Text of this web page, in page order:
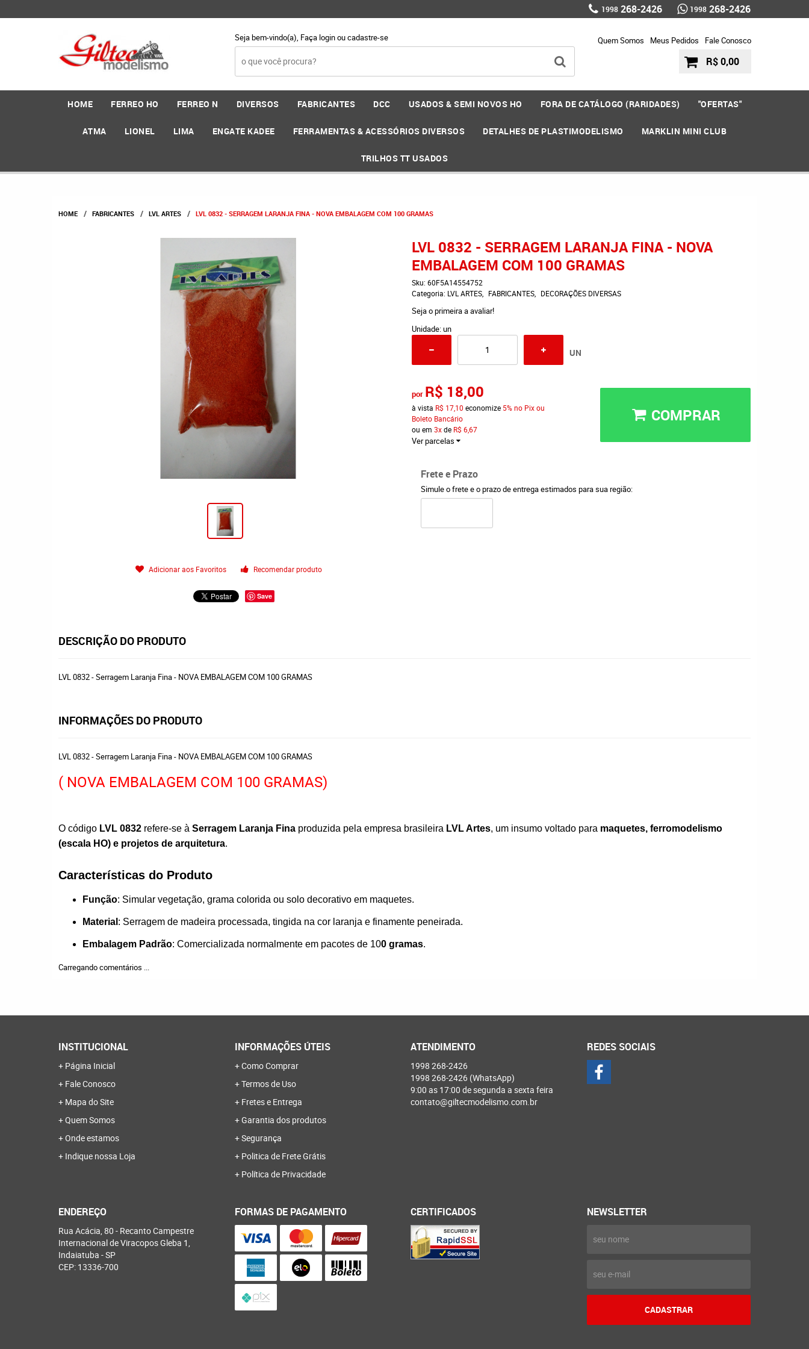
1998 268-2426 1998 268-2426
Seja bem-vindo(a), Faça loginoucadastre-se Quem Somos Meus Pedidos Fale Conosco
R$ 0,00
HOME FERREO HO FERREO N DIVERSOS FABRICANTES DCC USADOS & SEMI NOVOS HO FORA DE CATÁLOGO (RARIDADES) "OFERTAS"
ATMA LIONEL LIMA ENGATE KADEE FERRAMENTAS & ACESSÓRIOS DIVERSOS DETALHES DE PLASTIMODELISMO MARKLIN MINI CLUB
TRILHOS TT USADOS
HOME FABRICANTES LVL ARTES LVL 0832 - SERRAGEM LARANJA FINA - NOVA EMBALAGEM COM 100 GRAMAS
Adicionar aos Favoritos Recomendar produto
Save
LVL 0832 - SERRAGEM LARANJA FINA - NOVA
EMBALAGEM COM 100 GRAMAS
Sku: 60F5A14554752
Categoria: LVL ARTES FABRICANTES DECORAÇÕES DIVERSAS
Seja o primeira a avaliar!
Unidade: un
UN
por R$ 18,00
à vista R$ 17,10 economize 5% no Pix ou
Boleto Bancário
ou em 3xde R$ 6,67
Ver parcelas
COMPRAR
Frete e Prazo
Simule o frete e o prazo de entrega estimados para sua região:
DESCRIÇÃO DO PRODUTO
LVL 0832 - Serragem Laranja Fina - NOVA EMBALAGEM COM 100 GRAMAS
INFORMAÇÕES DO PRODUTO
LVL 0832 - Serragem Laranja Fina - NOVA EMBALAGEM COM 100 GRAMAS
( NOVA EMBALAGEM COM 100 GRAMAS)
O código LVL 0832 refere-se à Serragem Laranja Fina produzida pela empresa brasileira LVL Artes, um insumo voltado para maquetes, ferromodelismo
(escala HO) e projetos de arquitetura.
Características do Produto
Função: Simular vegetação, grama colorida ou solo decorativo em maquetes.
Material : Serragem de madeira processada, tingida na cor laranja e finamente peneirada.
Embalagem Padrão: Comercializada normalmente em pacotes de 100 gramas.
Carregando comentários ...
INSTITUCIONAL
Página Inicial
Fale Conosco
Mapa do Site
Quem Somos
Onde estamos
Indique nossa Loja
INFORMAÇÕES ÚTEIS
Como Comprar
Termos de Uso
Fretes e Entrega
Garantia dos produtos
Segurança
Politica de Frete Grátis
Política de Privacidade
ATENDIMENTO
1998 268-2426
1998 268-2426 (WhatsApp)
9:00 as 17:00 de segunda a sexta feira
contato@giltecmodelismo.com.br
REDES SOCIAIS
ENDEREÇO
Rua Acácia, 80 - Recanto Campestre
Internacional de Viracopos Gleba 1,
Indaiatuba -SP
CEP: 13336-700
FORMAS DE PAGAMENTO CERTIFICADOS NEWSLETTER
CADASTRAR